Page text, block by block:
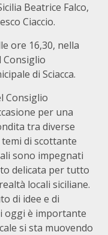
Beatrice Falco,
Ciaccio.
ore 16,30, nella
Consiglio
di Sciacca.
Consiglio
per una
tra diverse
di scottante
sono impegnati
delicata per tutto
locali siciliane.
di idee e di
oggi è importante
si sta muovendo